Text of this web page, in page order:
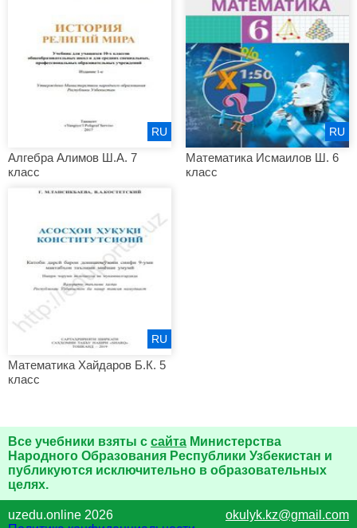
Алгебра Алимов Ш.А. 7
класс
RU
Математика Исмаилов Ш. 6
класс
RU
Математика Хайдаров Б.К. 5
класс
RU
Все учебники взяты с сайта Министерства
Народного Образования Республики Узбекистан и
публикуются исключительно в образовательных
целях.
uzedu.online 2026
okulyk.kz@gmail.com